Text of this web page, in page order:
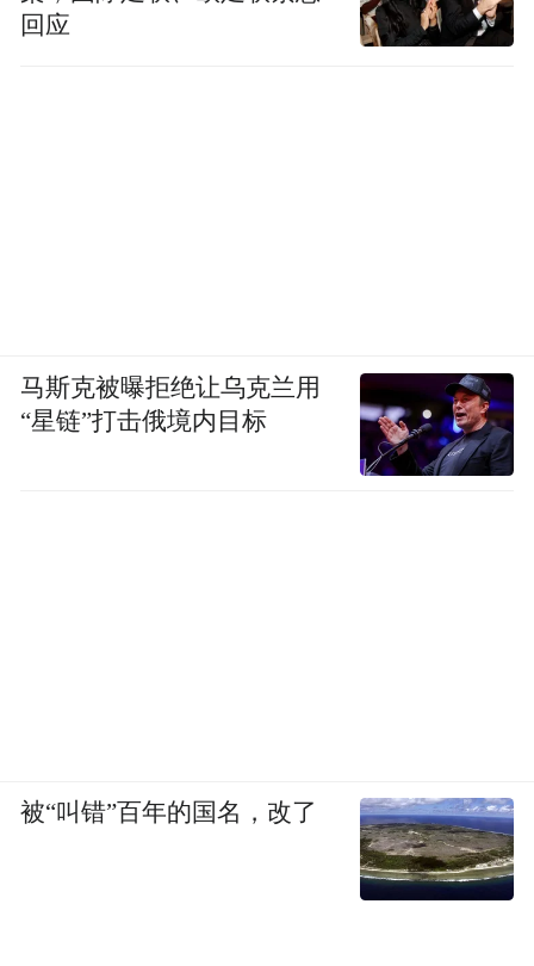
回应
马斯克被曝拒绝让乌克兰用
“星链”打击俄境内目标
被“叫错”百年的国名，改了